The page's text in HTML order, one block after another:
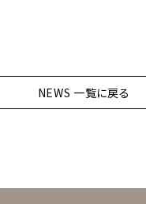
NEWS 一覧に戻る